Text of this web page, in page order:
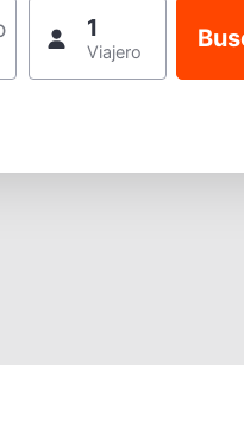
1
Viajero